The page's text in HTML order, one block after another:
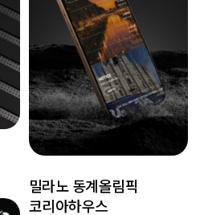
밀라노 동계올림픽
코리아하우스